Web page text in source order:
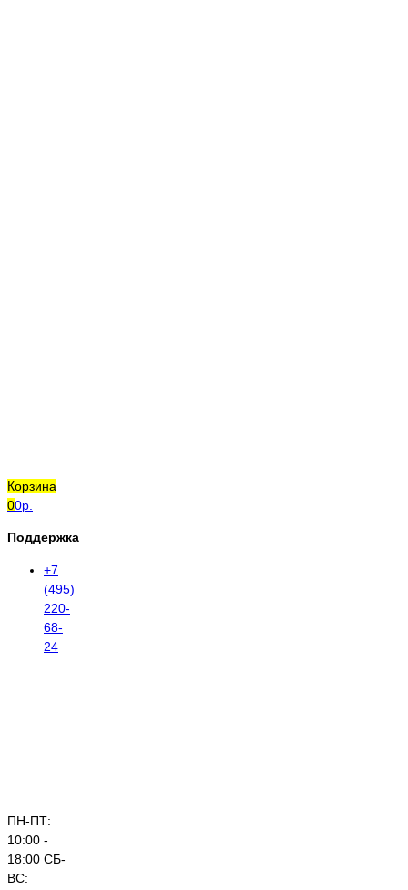
Корзина
00р.
Поддержка
+7
(495)
220-
68-
24
ПН-ПТ:
10:00 -
18:00 СБ-
ВС: